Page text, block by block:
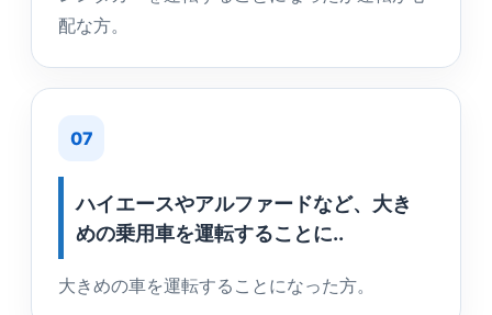
配な方。
07
ハイエースやアルファードなど、大き
めの乗用車を運転することに..
大きめの車を運転することになった方。